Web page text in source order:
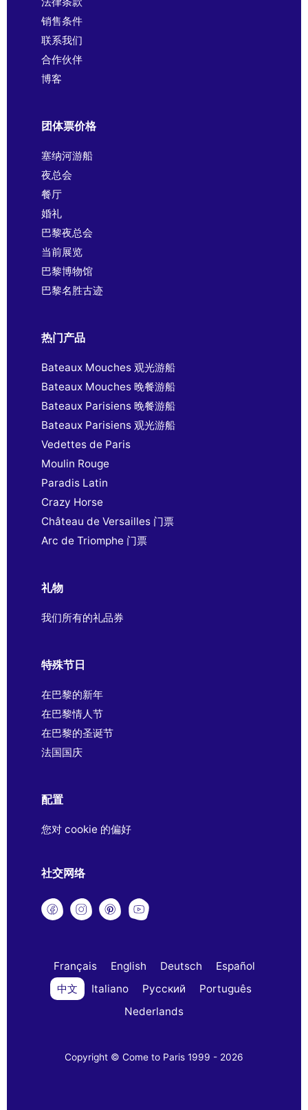
销售条件
联系我们
合作伙伴
博客
团体票价格
塞纳河游船
夜总会
餐厅
婚礼
巴黎夜总会
当前展览
巴黎博物馆
巴黎名胜古迹
热门产品
Bateaux Mouches 观光游船
Bateaux Mouches 晚餐游船
Bateaux Parisiens 晚餐游船
Bateaux Parisiens 观光游船
Vedettes de Paris
Moulin Rouge
Paradis Latin
Crazy Horse
Château de Versailles 门票
Arc de Triomphe 门票
礼物
我们所有的礼品券
特殊节日
在巴黎的新年
在巴黎情人节
在巴黎的圣诞节
法国国庆
配置
您对 cookie 的偏好
社交网络
Français English Deutsch
Español
中文
Italiano Русский
Português
Nederlands
Copyright © Come to Paris 1999 - 2026